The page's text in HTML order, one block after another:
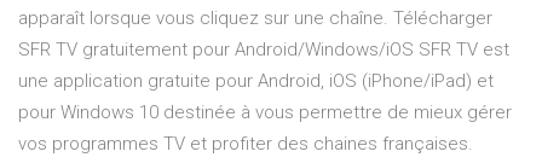
apparaît lorsque vous cliquez sur une chaîne. Télécharger
SFR TV gratuitement pour Android/Windows/iOS SFR TV est
une application gratuite pour Android, iOS (iPhone/iPad) et
pour Windows 10 destinée à vous permettre de mieux gérer
vos programmes TV et profiter des chaines françaises.